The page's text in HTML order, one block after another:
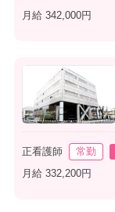
月給 342,000円
正看護師 常勤
月給 332,200円